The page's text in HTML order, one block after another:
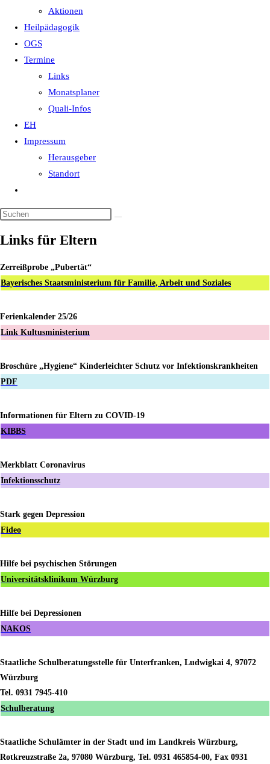
Aktionen
Heilpädagogik
OGS
Termine
Links
Monatsplaner
Quali-Infos
EH
Impressum
Herausgeber
Standort
umschalten
Diese
durchsuchen
Links für Eltern
Zerreißprobe „Pubertät“
Bayerisches Staatsministerium für Familie, Arbeit und Soziales
Ferienkalender 25/26
Link Kultusministerium
Broschüre „Hygiene“ Kinderleichter Schutz vor Infektionskrankheiten
PDF
Informationen für Eltern zu COVID-19
KIBBS
Merkblatt Coronavirus
Infektionsschutz
Stark gegen Depression
Fideo
Hilfe bei psychischen Störungen
Universitätsklinikum Würzburg
Hilfe bei Depressionen
NAKOS
Staatliche Schulberatungsstelle für Unterfranken, Ludwigkai 4, 97072
Würzburg
Tel. 0931 7945-410
Schulberatung
Staatliche Schulämter in der Stadt und im Landkreis Würzburg,
Rotkreuzstraße 2a, 97080 Würzburg, Tel. 0931 465854-00, Fax 0931